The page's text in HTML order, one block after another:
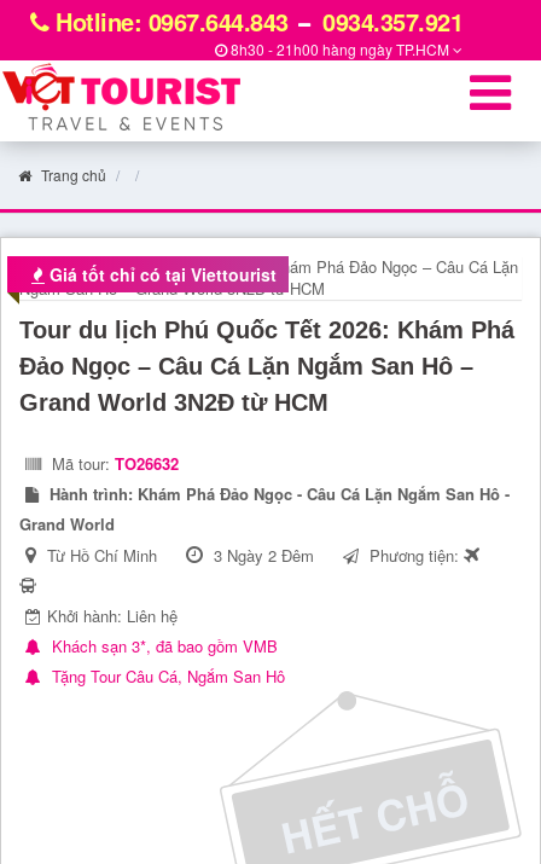
Hotline: 0967.644.843 0934.357.921
8h30 - 21h00 hàng ngàyTP.HCM
Trang chủ
Giá tốt chỉ có tại Viettourist
Tour du lịch Phú Quốc Tết 2026: Khám Phá
Đảo Ngọc – Câu Cá Lặn Ngắm San Hô –
Grand World 3N2Đ từ HCM
Mã tour: TO26632
Hành trình: Khám Phá Đảo Ngọc - Câu Cá Lặn Ngắm San Hô -
Grand World
Từ Hồ Chí Minh
3 Ngày 2 Đêm Phương tiện:
Khởi hành: Liên hệ
Khách sạn 3*, đã bao gồm VMB
Tặng Tour Câu Cá, Ngắm San Hô